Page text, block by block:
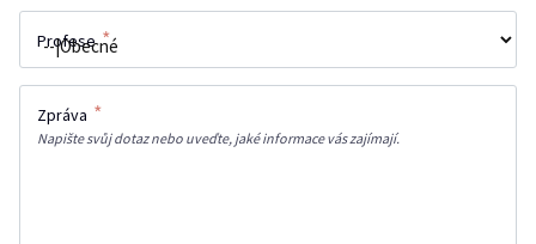
Profese *
Zpráva *
Napište svůj dotaz nebo uveďte, jaké informace vás zajímají.